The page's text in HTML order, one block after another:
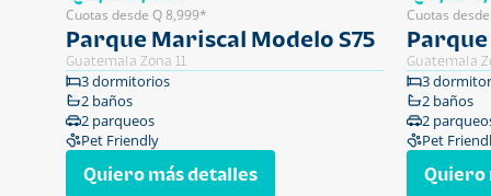
Cuotas desde Q 8,999*
Parque Mariscal Modelo S75
Guatemala Zona 11
3 dormitorios
2 baños
2 parqueos
Pet Friendly
Quiero más detalles
Cuotas
Guatemala
3
2 baños
2
Pet
Quiero